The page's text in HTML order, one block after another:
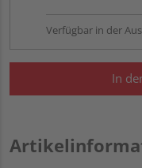
Verfügbar in der
In